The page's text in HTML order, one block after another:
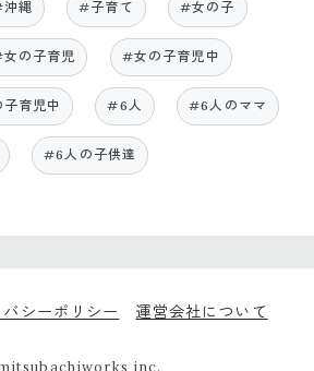
縄 #子育て #女の子
の子育児 #女の子育児中
育児中 #6人 #6人のママ
#6人の子供達
バシーポリシー 運営会社について
inc.